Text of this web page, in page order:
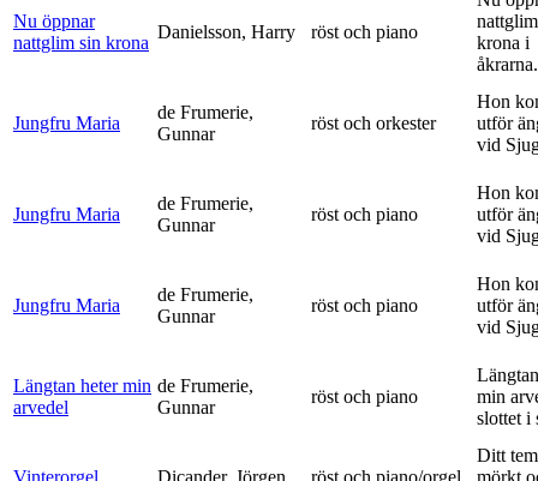
Nu öppnar
nattglim sin krona
Danielsson, Harry röst och piano
krona i
Jungfru Maria
de Frumerie,
Gunnar
röst och orkester
Hon
utför
vid
Jungfru Maria
de Frumerie,
Gunnar
röst och piano
Hon
utför
vid
Jungfru Maria
de Frumerie,
Gunnar
röst och piano
Hon
utför
vid
Längtan heter min
arvedel
de Frumerie,
Gunnar
röst och piano
min
slottet i
Vinterorgel Dicander, Jörgen röst och piano/orgel
Ditt
mörkt